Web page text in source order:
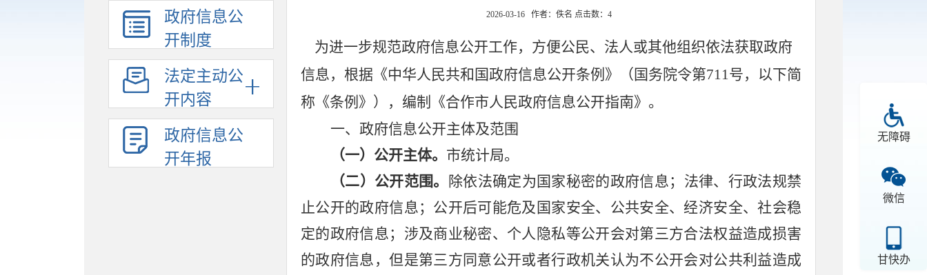
无障碍
微信
甘快办
政府信息公
开制度
法定主动公
开内容
政府信息公
开年报
2026-03-16 作者：佚名 点击数： 4
为进一步规范政府信息公开工作，方便公民、法人或其他组织依法获取政府
信息，根据《中华人民共和国政府信息公开条例》（国务院令第711号，以下简
称《条例》）
，编制《合作市人民政府信息公开指南》。
一、政府信息公开主体及范围
（一）公开主体。 市统计局。
（二）公开范围。
除依法确定为国家秘密的政府信息；法律、行政法规禁
止公开的政府信息；公开后可能危及国家安全、公共安全、经济安全、社会稳
定的政府信息；涉及商业秘密、个人隐私等公开会对第三方合法权益造成损害
的政府信息，但是第三方同意公开或者行政机关认为不公开会对公共利益造成